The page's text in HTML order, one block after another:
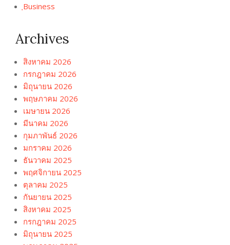
ฺBusiness
Archives
สิงหาคม 2026
กรกฎาคม 2026
มิถุนายน 2026
พฤษภาคม 2026
เมษายน 2026
มีนาคม 2026
กุมภาพันธ์ 2026
มกราคม 2026
ธันวาคม 2025
พฤศจิกายน 2025
ตุลาคม 2025
กันยายน 2025
สิงหาคม 2025
กรกฎาคม 2025
มิถุนายน 2025